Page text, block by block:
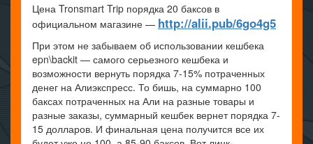
Цена Tronsmart Trip порядка 20 баксов в
официальном магазине — http://alii.pub/6go4g5
При этом не забываем об использовании кешбека
epn\backit — самого серьезного кешбека и
возможности вернуть порядка 7-15% потраченных
денег на Алиэкспресс. То бишь, на суммарно 100
баксах потраченных на Али на разные товары и
разные заказы, суммарный кешбек вернет порядка 7-
15 долларов. И финальная цена получится все их